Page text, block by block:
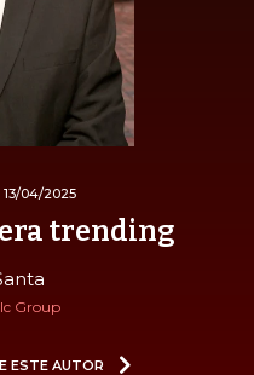
13/04/2025
trending
Group
ESTE AUTOR